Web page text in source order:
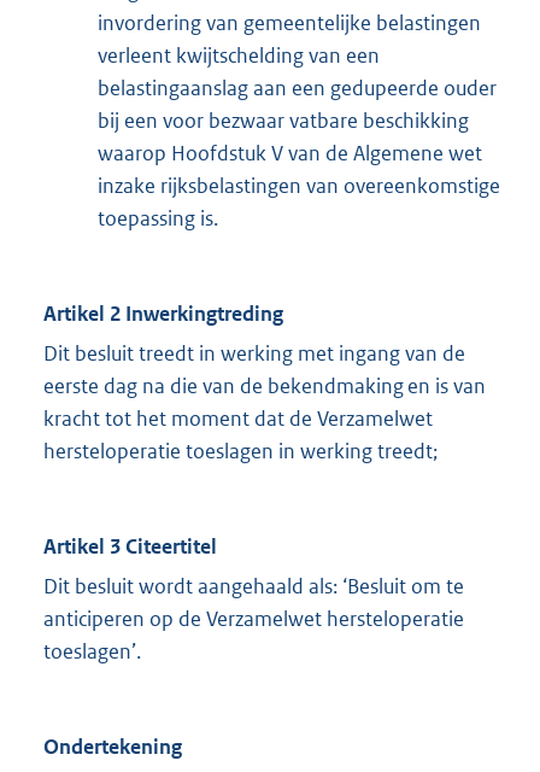
invordering van gemeentelijke belastingen
verleent kwijtschelding van een
belastingaanslag aan een gedupeerde ouder
bij een voor bezwaar vatbare beschikking
waarop Hoofdstuk V van de Algemene wet
inzake rijksbelastingen van overeenkomstige
toepassing is.
Artikel 2 Inwerkingtreding
Dit besluit treedt in werking met ingang van de
eerste dag na die van de bekendmaking en is van
kracht tot het moment dat de Verzamelwet
hersteloperatie toeslagen in werking treedt;
Artikel 3 Citeertitel
Dit besluit wordt aangehaald als: ‘Besluit om te
anticiperen op de Verzamelwet hersteloperatie
toeslagen’.
Ondertekening